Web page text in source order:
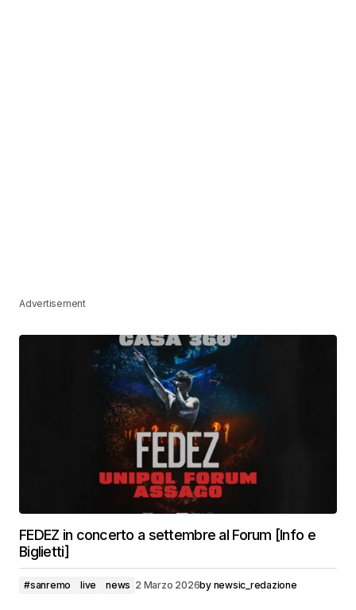
Advertisement
FEDEZ in concerto a settembre al Forum [Info e
Biglietti]
#sanremo live news 2 Marzo 2026by newsic_redazione